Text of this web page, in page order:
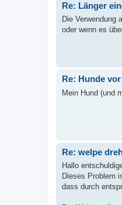
Re: Länger
Die Verwendung
oder wenn es
Re: Hunde
Mein Hund (und
Re: welpe
Hallo
Dieses Problem
dass durch